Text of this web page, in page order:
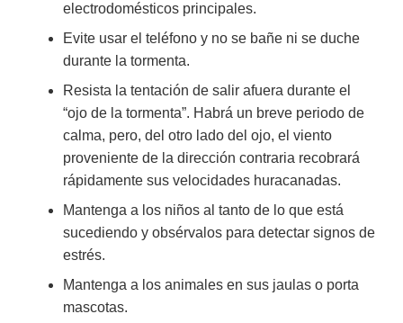
electrodomésticos principales.
Evite usar el teléfono y no se bañe ni se duche
durante la tormenta.
Resista la tentación de salir afuera durante el
“ojo de la tormenta”. Habrá un breve periodo de
calma, pero, del otro lado del ojo, el viento
proveniente de la dirección contraria recobrará
rápidamente sus velocidades huracanadas.
Mantenga a los niños al tanto de lo que está
sucediendo y obsérvalos para detectar signos de
estrés.
Mantenga a los animales en sus jaulas o porta
mascotas.